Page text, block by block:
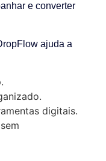
e converter
ajuda a
digitais.